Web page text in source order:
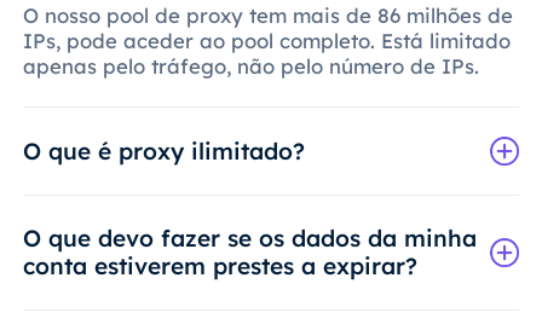
O nosso pool de proxy tem mais de 86 milhões de
IPs, pode aceder ao pool completo. Está limitado
apenas pelo tráfego, não pelo número de IPs.
O que é proxy ilimitado?
O que devo fazer se os dados da minha
conta estiverem prestes a expirar?